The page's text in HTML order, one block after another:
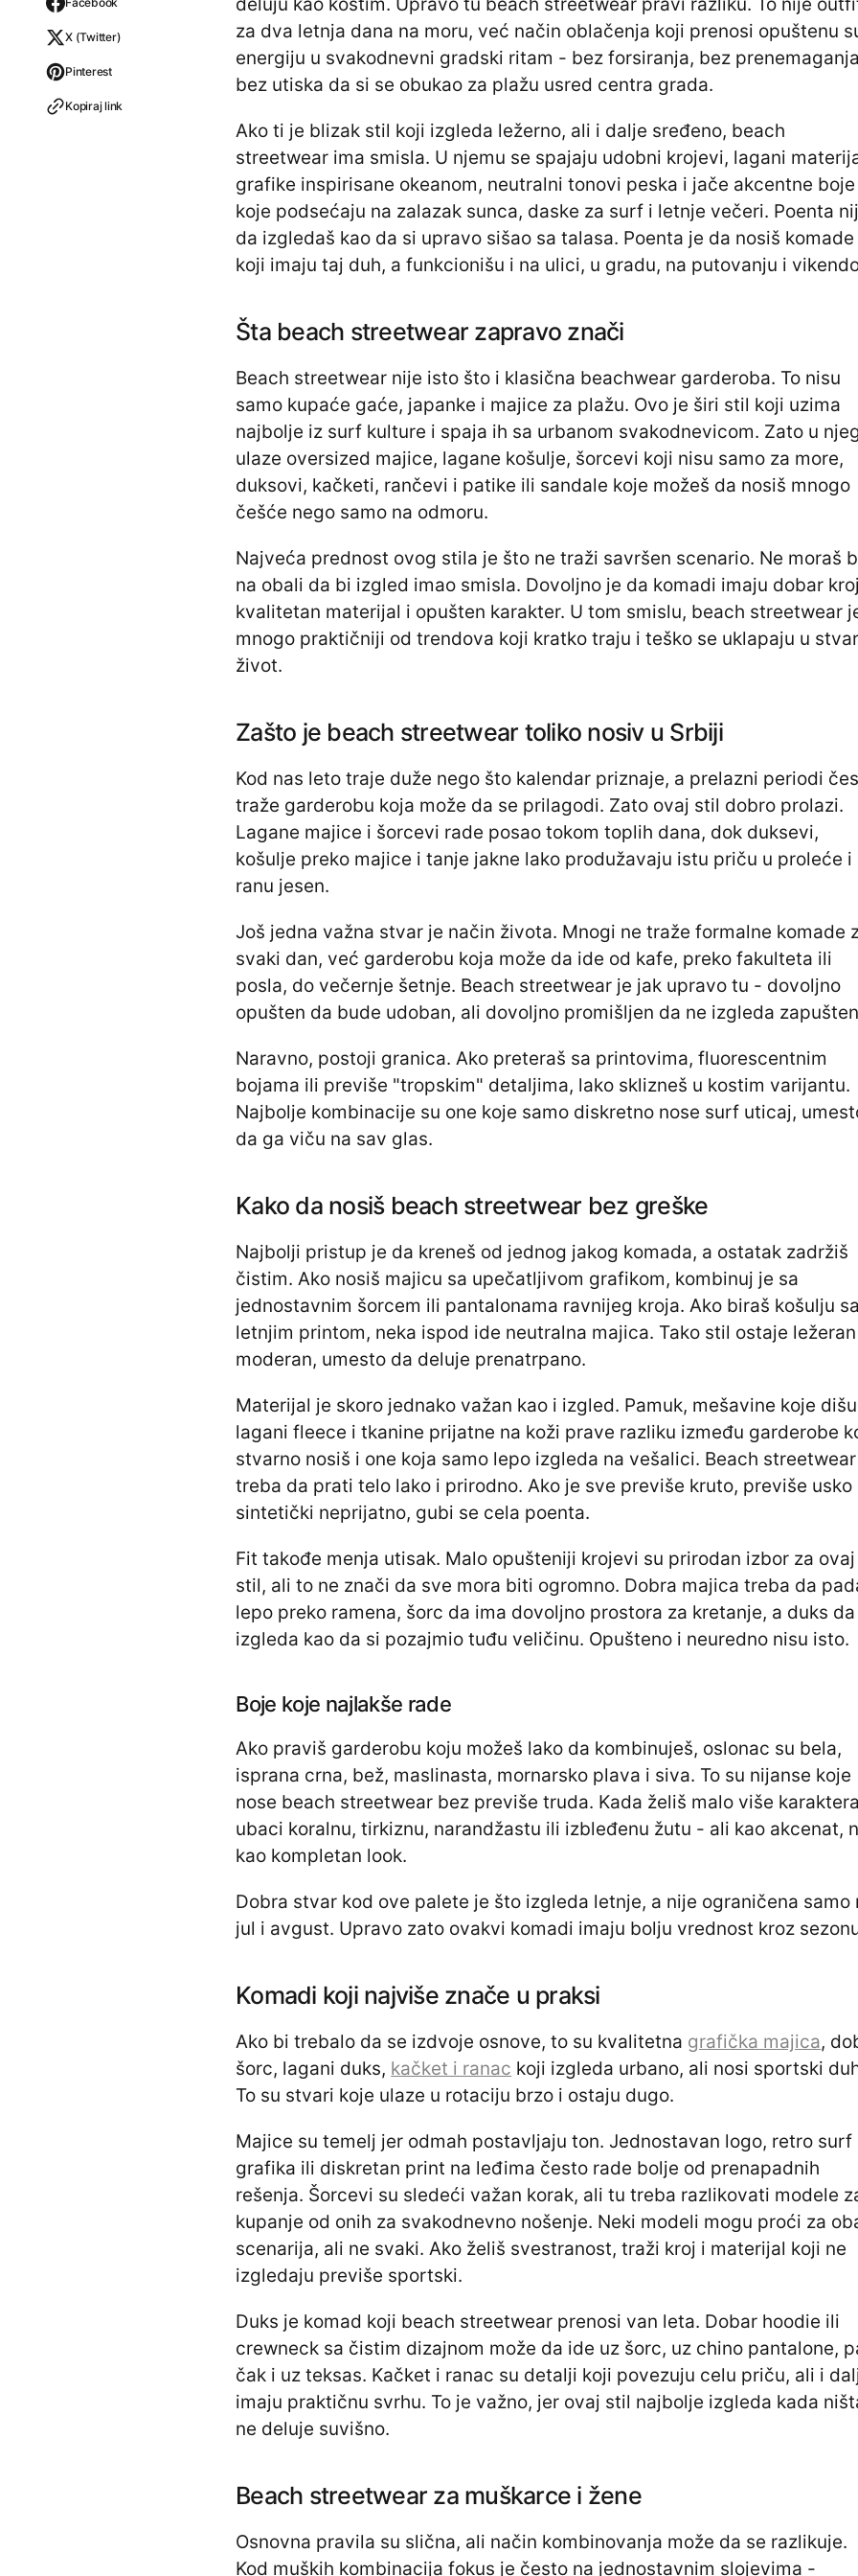
X (Twitter)
Pinterest
Kopiraj link
za dva letnja dana na moru, već način oblačenja koji prenosi opuštenu
energiju u svakodnevni gradski ritam - bez forsiranja, bez
bez utiska da si se obukao za plažu usred centra grada.
Ako ti je blizak stil koji izgleda ležerno, ali i dalje sređeno, beach
streetwear ima smisla. U njemu se spajaju udobni krojevi, lagani
grafike inspirisane okeanom, neutralni tonovi peska i jače akcentne boje
koje podsećaju na zalazak sunca, daske za surf i letnje večeri. Poenta
da izgledaš kao da si upravo sišao sa talasa. Poenta je da nosiš komade
koji imaju taj duh, a funkcionišu i na ulici, u gradu, na putovanju i
Šta beach streetwear zapravo znači
Beach streetwear nije isto što i klasična beachwear garderoba. To nisu
samo kupaće gaće, japanke i majice za plažu. Ovo je širi stil koji uzima
najbolje iz surf kulture i spaja ih sa urbanom svakodnevicom. Zato u
ulaze oversized majice, lagane košulje, šorcevi koji nisu samo za more,
duksovi, kačketi, rančevi i patike ili sandale koje možeš da nosiš mnogo
češće nego samo na odmoru.
Najveća prednost ovog stila je što ne traži savršen scenario. Ne moraš
na obali da bi izgled imao smisla. Dovoljno je da komadi imaju dobar
kvalitetan materijal i opušten karakter. U tom smislu, beach streetwear
mnogo praktičniji od trendova koji kratko traju i teško se uklapaju u
život.
Zašto je beach streetwear toliko nosiv u Srbiji
Kod nas leto traje duže nego što kalendar priznaje, a prelazni periodi
traže garderobu koja može da se prilagodi. Zato ovaj stil dobro prolazi.
Lagane majice i šorcevi rade posao tokom toplih dana, dok duksevi,
košulje preko majice i tanje jakne lako produžavaju istu priču u proleće i
ranu jesen.
Još jedna važna stvar je način života. Mnogi ne traže formalne komade
svaki dan, već garderobu koja može da ide od kafe, preko fakulteta ili
posla, do večernje šetnje. Beach streetwear je jak upravo tu - dovoljno
opušten da bude udoban, ali dovoljno promišljen da ne izgleda
Naravno, postoji granica. Ako preteraš sa printovima, fluorescentnim
bojama ili previše "tropskim" detaljima, lako sklizneš u kostim varijantu.
Najbolje kombinacije su one koje samo diskretno nose surf uticaj,
da ga viču na sav glas.
Kako da nosiš beach streetwear bez greške
Najbolji pristup je da kreneš od jednog jakog komada, a ostatak zadržiš
čistim. Ako nosiš majicu sa upečatljivom grafikom, kombinuj je sa
jednostavnim šorcem ili pantalonama ravnijeg kroja. Ako biraš košulju sa
letnjim printom, neka ispod ide neutralna majica. Tako stil ostaje
moderan, umesto da deluje prenatrpano.
Materijal je skoro jednako važan kao i izgled. Pamuk, mešavine koje
lagani fleece i tkanine prijatne na koži prave razliku između garderobe
stvarno nosiš i one koja samo lepo izgleda na vešalici. Beach streetwear
treba da prati telo lako i prirodno. Ako je sve previše kruto, previše usko
sintetički neprijatno, gubi se cela poenta.
Fit takođe menja utisak. Malo opušteniji krojevi su prirodan izbor za ovaj
stil, ali to ne znači da sve mora biti ogromno. Dobra majica treba da
lepo preko ramena, šorc da ima dovoljno prostora za kretanje, a duks da
izgleda kao da si pozajmio tuđu veličinu. Opušteno i neuredno nisu isto.
Boje koje najlakše rade
Ako praviš garderobu koju možeš lako da kombinuješ, oslonac su bela,
isprana crna, bež, maslinasta, mornarsko plava i siva. To su nijanse koje
nose beach streetwear bez previše truda. Kada želiš malo više
ubaci koralnu, tirkiznu, narandžastu ili izbleđenu žutu - ali kao akcenat,
kao kompletan look.
Dobra stvar kod ove palete je što izgleda letnje, a nije ograničena samo
jul i avgust. Upravo zato ovakvi komadi imaju bolju vrednost kroz
Komadi koji najviše znače u praksi
Ako bi trebalo da se izdvoje osnove, to su kvalitetna grafička majica,
šorc, lagani duks, kačket i ranac koji izgleda urbano, ali nosi sportski
To su stvari koje ulaze u rotaciju brzo i ostaju dugo.
Majice su temelj jer odmah postavljaju ton. Jednostavan logo, retro surf
grafika ili diskretan print na leđima često rade bolje od prenapadnih
rešenja. Šorcevi su sledeći važan korak, ali tu treba razlikovati modele
kupanje od onih za svakodnevno nošenje. Neki modeli mogu proći za
scenarija, ali ne svaki. Ako želiš svestranost, traži kroj i materijal koji ne
izgledaju previše sportski.
Duks je komad koji beach streetwear prenosi van leta. Dobar hoodie ili
crewneck sa čistim dizajnom može da ide uz šorc, uz chino pantalone,
čak i uz teksas. Kačket i ranac su detalji koji povezuju celu priču, ali i
imaju praktičnu svrhu. To je važno, jer ovaj stil najbolje izgleda kada
ne deluje suvišno.
Beach streetwear za muškarce i žene
Osnovna pravila su slična, ali način kombinovanja može da se razlikuje.
Kod muških kombinacija fokus je često na jednostavnim slojevima -